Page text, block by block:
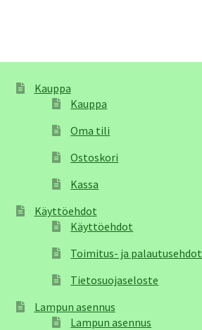
Kauppa
Kauppa
Oma tili
Ostoskori
Kassa
Käyttöehdot
Käyttöehdot
Toimitus- ja palautusehdot
Tietosuojaseloste
Lampun asennus
Lampun asennus